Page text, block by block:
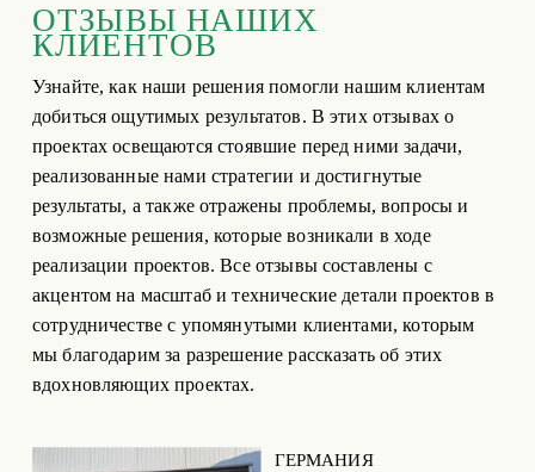
ОТЗЫВЫ НАШИХ
КЛИЕНТОВ
Узнайте, как наши решения помогли нашим клиентам
добиться ощутимых результатов. В этих отзывах о
проектах освещаются стоявшие перед ними задачи,
реализованные нами стратегии и достигнутые
результаты, а также отражены проблемы, вопросы и
возможные решения, которые возникали в ходе
реализации проектов. Все отзывы составлены с
акцентом на масштаб и технические детали проектов в
сотрудничестве с упомянутыми клиентами, которым
мы благодарим за разрешение рассказать об этих
вдохновляющих проектах.
ГЕРМАНИЯ